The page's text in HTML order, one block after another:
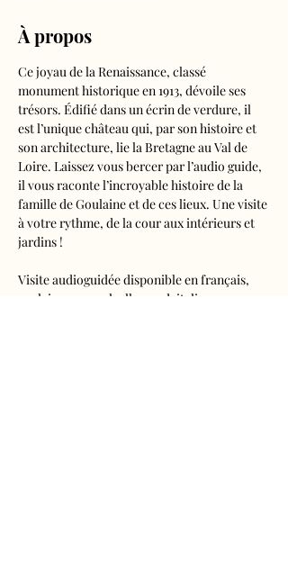
À propos
Ce joyau de la Renaissance, classé
monument historique en 1913, dévoile ses
trésors. Édifié dans un écrin de verdure, il
est l’unique château qui, par son histoire et
son architecture, lie la Bretagne au Val de
Loire. Laissez vous bercer par l’audio guide,
il vous raconte l’incroyable histoire de la
famille de Goulaine et de ces lieux. Une visite
à votre rythme, de la cour aux intérieurs et
jardins !
Visite audioguidée disponible en français,
anglais, espagnol, allemand, italien,